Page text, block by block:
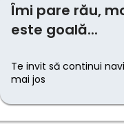
Îmi pare rău,
este goală...
Te invit să continui
mai jos